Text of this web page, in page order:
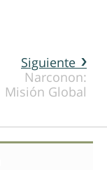
Siguiente
Narconon:
Misión Global